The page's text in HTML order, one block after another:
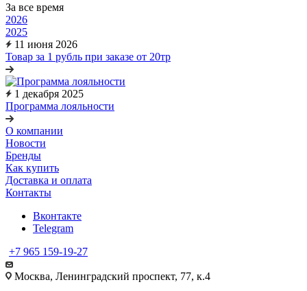
За все время
2026
2025
11 июня 2026
Товар за 1 рубль при заказе от 20тр
1 декабря 2025
Программа лояльности
О компании
Новости
Бренды
Как купить
Доставка и оплата
Контакты
Вконтакте
Telegram
+7 965 159-19-27
Москва, Ленинградский проспект, 77, к.4